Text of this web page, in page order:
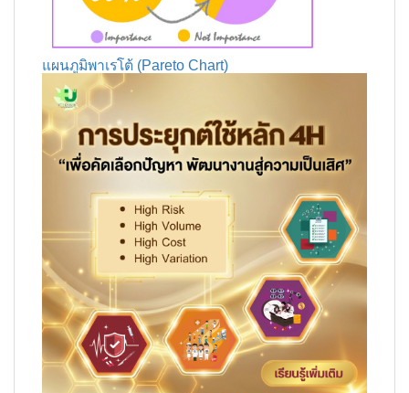
แผนภูมิพาเรโต้ (Pareto Chart)